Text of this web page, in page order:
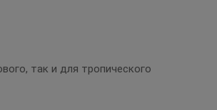
так и для тропического